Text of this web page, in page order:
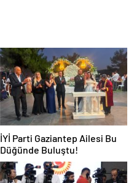
İYİ Parti Gaziantep Ailesi Bu
Düğünde Buluştu!